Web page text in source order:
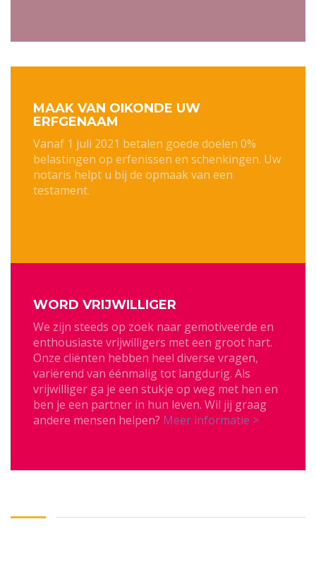
MAAK VAN OIKONDE UW
ERFGENAAM
Vanaf 1 juli 2021 betalen goede doelen 0%
belastingen op erfenissen en schenkingen. Uw
notaris helpt u bij de opmaak van een
testament.
WORD VRIJWILLIGER
We zijn steeds op zoek naar gemotiveerde en
enthousiaste vrijwilligers met een groot hart.
Onze cliënten hebben heel diverse vragen,
variërend van éénmalig tot langdurig. Als
vrijwilliger ga je een stukje op weg met hen en
ben je een partner in hun leven. Wil jij graag
andere mensen helpen? Meer informatie >